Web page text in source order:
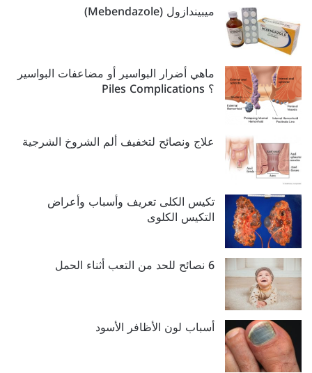
ميبيندازول (Mebendazole)
ماهي أضرار البواسير أو مضاعفات البواسير
؟ Piles Complications
علاج ونصائح لتخفيف ألم الشروخ الشرجية
تكيس الكلى تعريف وأسباب وأعراض
التكيس الكلوى
6 نصائح للحد من التعب أثناء الحمل
أسباب لون الأظافر الأسود